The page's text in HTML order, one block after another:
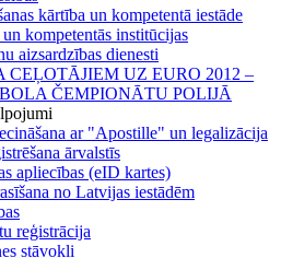
kārtība un kompetentā iestāde
kompetentās institūcijas
aizsardzības dienesti
CEĻOTĀJIEM UZ EURO 2012 –
ČEMPIONĀTU POLIJĀ
ar "Apostille" un legalizācija
ārvalstīs
apliecības (eID kartes)
no Latvijas iestādēm
reģistrācija
stāvokli